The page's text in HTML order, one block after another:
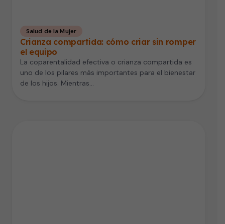
Salud de la Mujer
Crianza compartida: cómo criar sin romper
el equipo
La coparentalidad efectiva o crianza compartida es
uno de los pilares más importantes para el bienestar
de los hijos. Mientras…